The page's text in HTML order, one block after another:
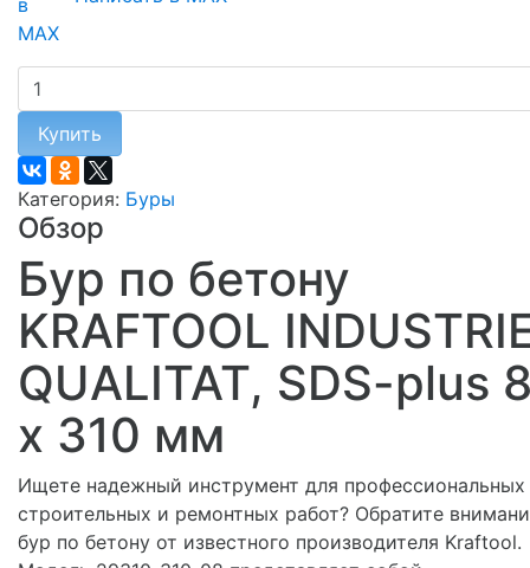
Купить
Категория: Буры
Обзор
Бур по бетону
KRAFTOOL
QUALITAT, SDS-plus
x 310 мм
Ищете надежный инструмент для профессиональных
строительных и ремонтных работ? Обратите
бур по бетону от известного производителя Kraftool.